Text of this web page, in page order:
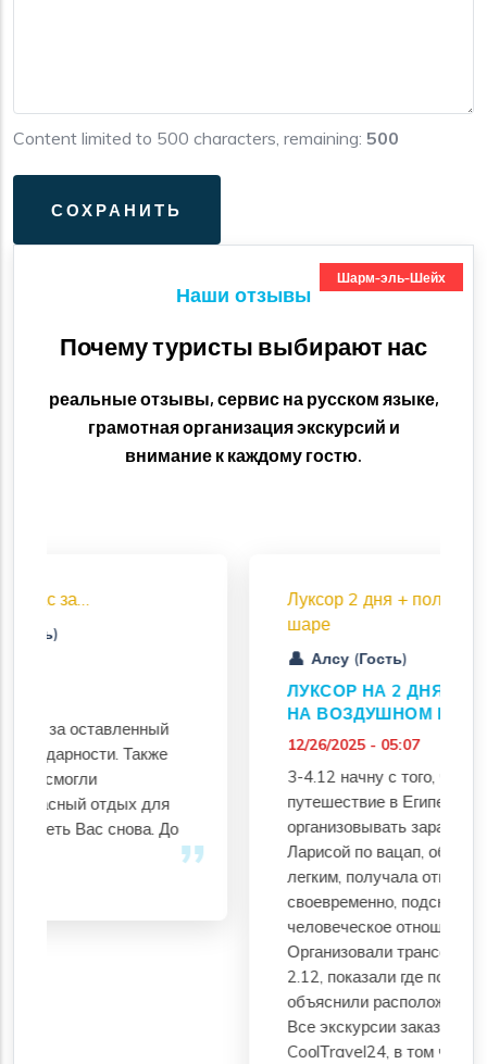
Content limited to 500 characters, remaining: 500
Шарм-эль-Шейх
Наши отзывы
Почему туристы выбирают нас
реальные отзывы, сервис на русском языке,
грамотная организация экскурсий и
внимание к каждому гостю.
Луксор 2 дня + полет на воздушном
ЛУКСОР НА 2 ДНЯ С ПОЛЁТОМ
НА ВОЗДУШНОМ ШАРЕ
12/26/2025 - 05:07
3-4.12 начну с того, что своё
путешествие в Египет начала
организовывать заранее. Списалась с
Ларисой по вацап, общение было
легким, получала ответы на вопросы
своевременно, подсказки и просто
человеческое отношение.
Организовали трансфер с аэропорта
2.12, показали где поменять валюту,
объяснили расположение и ориентиры.
Все экскурсии заказала только через
CoоlТravel24, в том числе Луксор 2